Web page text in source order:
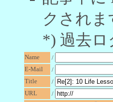
クされ
*) 過去ロ
Name
/
E-Mail
/
Title
/
URL
/